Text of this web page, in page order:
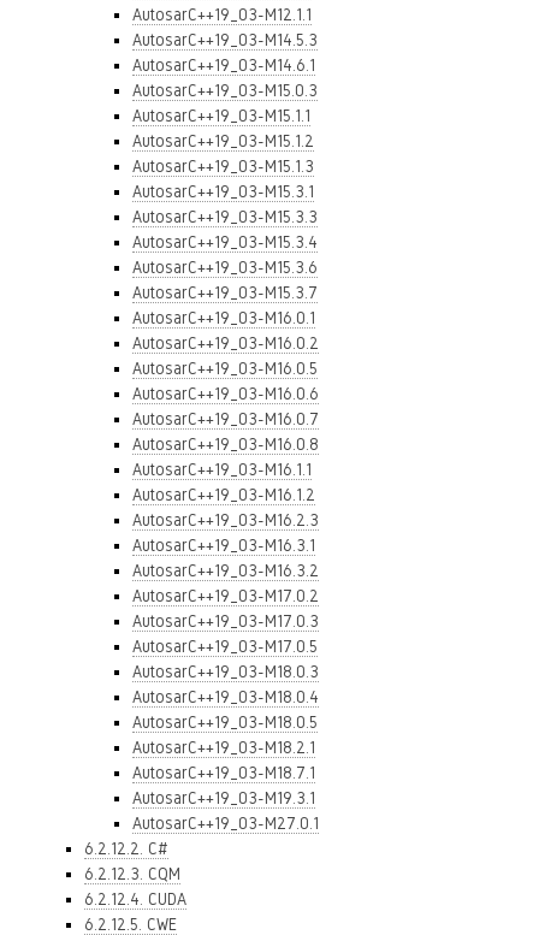
AutosarC++19_03-M12.1.1
AutosarC++19_03-M14.5.3
AutosarC++19_03-M14.6.1
AutosarC++19_03-M15.0.3
AutosarC++19_03-M15.1.1
AutosarC++19_03-M15.1.2
AutosarC++19_03-M15.1.3
AutosarC++19_03-M15.3.1
AutosarC++19_03-M15.3.3
AutosarC++19_03-M15.3.4
AutosarC++19_03-M15.3.6
AutosarC++19_03-M15.3.7
AutosarC++19_03-M16.0.1
AutosarC++19_03-M16.0.2
AutosarC++19_03-M16.0.5
AutosarC++19_03-M16.0.6
AutosarC++19_03-M16.0.7
AutosarC++19_03-M16.0.8
AutosarC++19_03-M16.1.1
AutosarC++19_03-M16.1.2
AutosarC++19_03-M16.2.3
AutosarC++19_03-M16.3.1
AutosarC++19_03-M16.3.2
AutosarC++19_03-M17.0.2
AutosarC++19_03-M17.0.3
AutosarC++19_03-M17.0.5
AutosarC++19_03-M18.0.3
AutosarC++19_03-M18.0.4
AutosarC++19_03-M18.0.5
AutosarC++19_03-M18.2.1
AutosarC++19_03-M18.7.1
AutosarC++19_03-M19.3.1
AutosarC++19_03-M27.0.1
6.2.12.2. C#
6.2.12.3. CQM
6.2.12.4. CUDA
6.2.12.5. CWE